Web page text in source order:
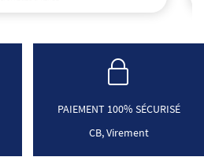
PAIEMENT 100% SÉCURISÉ
CB, Virement